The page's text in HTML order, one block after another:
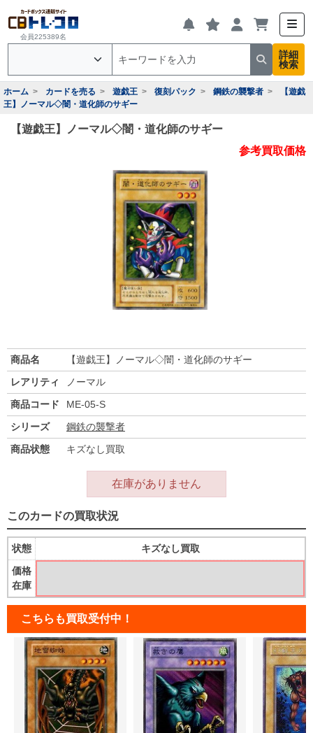
会員225389名
詳細
検索
ホーム カードを売る 遊戯王 復刻パック 鋼鉄の襲撃者
【遊戯
王】ノーマル◇闇・道化師のサギー
【遊戯王】ノーマル◇闇・道化師のサギー
参考買取価格
商品名
【遊戯王】ノーマル◇闇・道化師のサギー
レアリティ
ノーマル
商品コード
ME-05-S
シリーズ
鋼鉄の襲撃者
商品状態
キズなし買取
在庫がありません
このカードの買取状況
状態
価格
在庫
キズなし買取
こちらも買取受付中！